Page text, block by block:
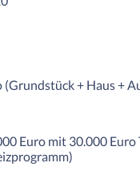
(Grundstück + Haus +
Euro mit 30.000 Euro